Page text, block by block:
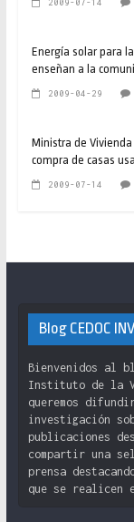
2009-07-14
Energía solar para
enseñan a la
2009-04-29
Ministra de
compra de casas
2009-07-14
Blog CEDOC INVI
Bienvenidos al
Instituto de la
queremos
investigación
publicaciones
compartir una
prensa
que se realicen